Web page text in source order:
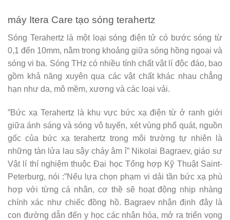
máy Itera Care tạo sóng terahertz
Sóng Terahertz là một loại sóng điện tử có bước sóng từ
0,1 đến 10mm, nằm trong khoảng giữa sóng hồng ngoại và
sóng vi ba. Sóng THz có nhiều tính chất vật lí độc đáo, bao
gồm khả năng xuyên qua các vật chất khác nhau chẳng
hạn như da, mô mềm, xương và các loại vải.
”Bức xạ Terahertz là khu vực bức xạ điện từ ở ranh giới
giữa ánh sáng và sóng vô tuyến, xét vùng phổ quát, nguồn
gốc của bức xạ terahertz trong môi trường tự nhiên là
những tàn lửa lau sậy cháy âm ỉ” Nikolai Bagraev, giáo sư
Vật lí thí nghiệm thuộc Đại học Tổng hợp Kỹ Thuật Saint-
Peterburg, nói :”Nếu lựa chọn phạm vi dải tần bức xạ phù
hợp với từng cá nhân, cơ thề sẽ hoạt động nhịp nhàng
chính xác như chiếc đồng hồ. Bagraev nhận định đây là
con đường dẫn đến y học các nhân hóa, mở ra triển vọng